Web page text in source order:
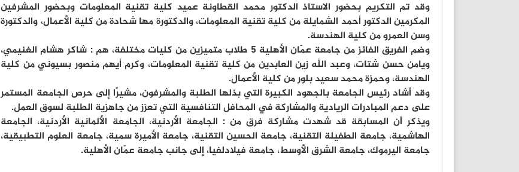
وقد تم التكريم بحضور الاستاذ الدكتور محمد القطاونة عميد كلية تقنية المعلومات وبحضور المشرفين
المكرمين الدكتور أحمد الشمايلة من كلية تقنية المعلومات، والدكتورة مها شحادة من كلية الأعمال، والدكتورة
وسن العمرو من كلية الهندسة.
وضم الفريق الفائز من جامعة عمّان الأهلية 5 طلاب متميزين من كليات مختلفة، هم : شاكر هشام الغنيمي،
ويامن حسن شتات، وعبد الله زين العابدين من كلية تقنية المعلومات، وكرم أيهم منصور بسيوني من كلية
الهندسة، وحمزة محمد سعيد بلور من كلية الأعمال.
وقد أشاد رئيس الجامعة بالجهود الكبيرة التي بذلها الطلبة والمشرفون، مشيرًا إلى حرص الجامعة المستمر
على دعم المبادرات الريادية والمشاركة في المحافل التنافسية التي تعزز من جاهزية الطلبة لسوق العمل.
ويذكر أن المسابقة قد شهدت مشاركة فرق من : الجامعة الأردنية، الجامعة الألمانية الأردنية، الجامعة
الهاشمية، جامعة الطفيلة التقنية، جامعة الحسين التقنية، جامعة الأميرة سمية، جامعة العلوم التطبيقية،
جامعة اليرموك، جامعة الشرق الأوسط، جامعة فيلادلفيا، إلى جانب جامعة عمّان الأهلية.